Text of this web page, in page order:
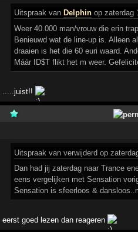
Uitspraak van Delphin op zaterdag
Weer 40.000 man/vrouw die erin
Benieuwd wat de line-up is. Alleen
draaien is het die 60 euri waard.
Máár ID$T flikt het m weer.
.....juist!!
Uitspraak van verwijderd op
Dan had jij zaterdag naar Trance
eens vergelijken met Sensation
Sensation is sfeerloos &
eerst goed lezen dan reageren